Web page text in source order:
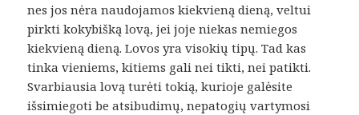
nes jos nėra naudojamos kiekvieną dieną, veltui
pirkti kokybišką lovą, jei joje niekas nemiegos
kiekvieną dieną. Lovos yra visokių tipų. Tad kas
tinka vieniems, kitiems gali nei tikti, nei patikti.
Svarbiausia lovą turėti tokią, kurioje galėsite
išsimiegoti be atsibudimų, nepatogių vartymosi